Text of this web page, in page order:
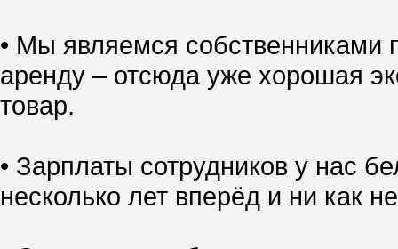
• Мы являемся собственниками
аренду – отсюда уже хорошая
товар.
• Зарплаты сотрудников у нас
несколько лет вперёд и ни как